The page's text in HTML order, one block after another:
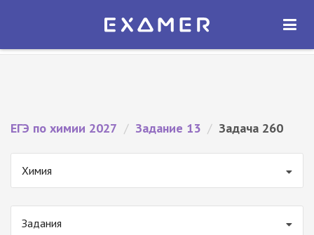
Экзамер — ЕГЭ 2027
ОТКРЫТЬ
ЕГЭ по химии 2027 / Задание 13 / Задача 260
Химия
Задания